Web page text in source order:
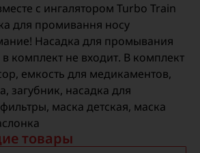
с ингалятором Turbo Train
для промивання носу
Насадка для промывания
комплект не входит. В комплект
емкость для медикаментов,
загубник, насадка для
маска детская, маска
товары